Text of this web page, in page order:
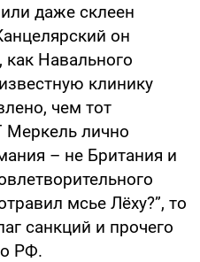
даже склеен
он
как Навального
клинику
чем тот
Меркель лично
– не Британия и
мсье Лёху?”, то
санкций и прочего
РФ.